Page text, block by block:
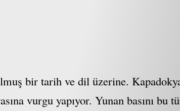
bir tarih ve dil üzerine.
vurgu yapıyor. Yunan basını bu